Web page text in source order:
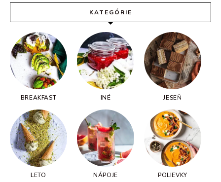
KATEGÓRIE
BREAKFAST INÉ JESEŇ
LETO NÁPOJE POLIEVKY